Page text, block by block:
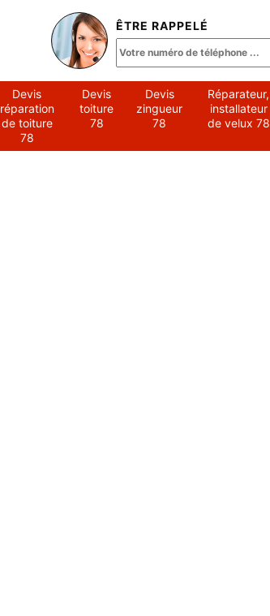
ÊTRE RAPPELÉ
Devis
réparation
de toiture
78
Devis
toiture
78
Devis
zingueur
78
Réparateur,
installateur
de velux 78